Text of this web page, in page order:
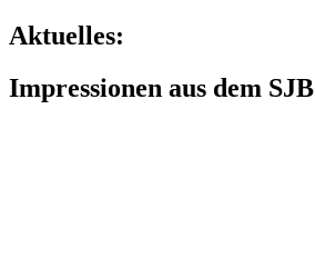
Aktuelles:
Impressionen aus dem SJB